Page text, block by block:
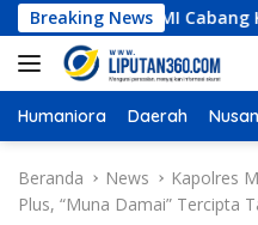
a
g
u
Breaking News
LKBHMI Cabang Kendari
Humaniora Daerah
Beranda News
‎Kapolres
Plus, “Muna Damai” Tercipta